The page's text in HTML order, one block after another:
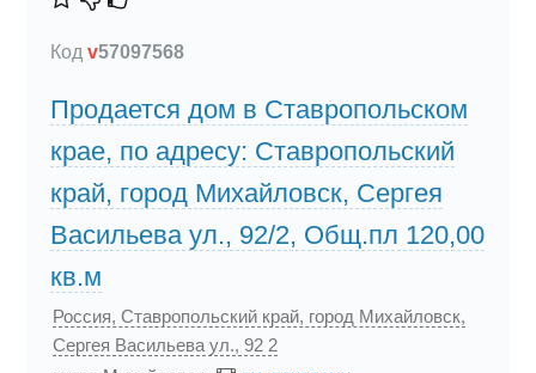
Код v57097568
Продается дом в Ставропольском
крае, по адресу: Ставропольский
край, город Михайловск, Сергея
Васильева ул., 92/2, Общ.пл 120,00
кв.м
Россия, Ставропольский край, город Михайловск,
Сергея Васильева ул., 92 2